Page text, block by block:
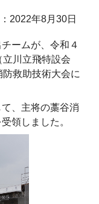
2022年8月30日
ームが、令和４
川立飛特設会
救助技術大会に
、主将の藁谷消
領しました。